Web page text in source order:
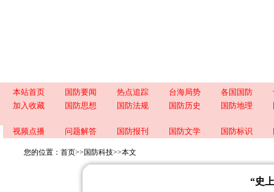
本站首页 国防要闻 热点追踪 台海局势 各国国防
加入收藏
国防思想 国防法规 国防历史 国防地理
视频点播 问题解答 国防报刊 国防文学 国防标识
您的位置： 首页>> 国防科技>>本文
“史